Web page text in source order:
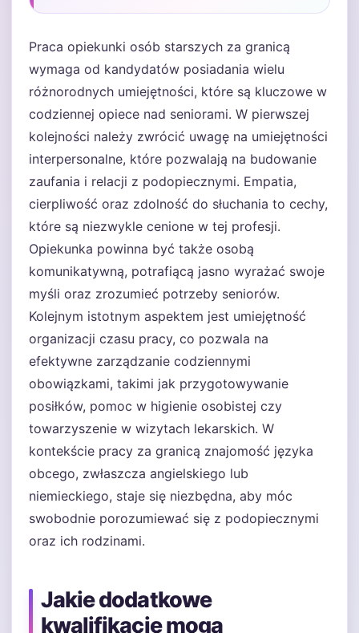
Praca opiekunki osób starszych za granicą
wymaga od kandydatów posiadania wielu
różnorodnych umiejętności, które są kluczowe w
codziennej opiece nad seniorami. W pierwszej
kolejności należy zwrócić uwagę na umiejętności
interpersonalne, które pozwalają na budowanie
zaufania i relacji z podopiecznymi. Empatia,
cierpliwość oraz zdolność do słuchania to cechy,
które są niezwykle cenione w tej profesji.
Opiekunka powinna być także osobą
komunikatywną, potrafiącą jasno wyrażać swoje
myśli oraz zrozumieć potrzeby seniorów.
Kolejnym istotnym aspektem jest umiejętność
organizacji czasu pracy, co pozwala na
efektywne zarządzanie codziennymi
obowiązkami, takimi jak przygotowywanie
posiłków, pomoc w higienie osobistej czy
towarzyszenie w wizytach lekarskich. W
kontekście pracy za granicą znajomość języka
obcego, zwłaszcza angielskiego lub
niemieckiego, staje się niezbędna, aby móc
swobodnie porozumiewać się z podopiecznymi
oraz ich rodzinami.
Jakie dodatkowe
kwalifikacje mogą